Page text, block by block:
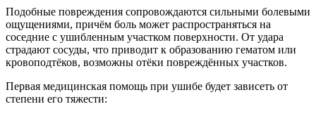
Подобные повреждения сопровождаются сильными болевыми
ощущениями, причём боль может распространяться на
соседние с ушибленным участком поверхности. От удара
страдают сосуды, что приводит к образованию гематом или
кровоподтёков, возможны отёки повреждённых участков.
Первая медицинская помощь при ушибе будет зависеть от
степени его тяжести: